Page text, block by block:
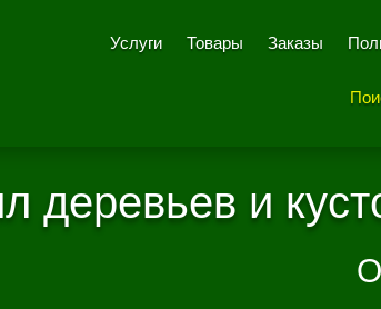
Услуги Товары Заказы
деревьев и